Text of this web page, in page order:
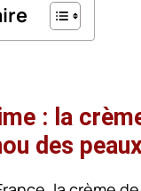
: la
des